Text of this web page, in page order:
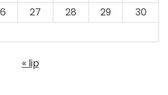
27 28 29
30
« lip